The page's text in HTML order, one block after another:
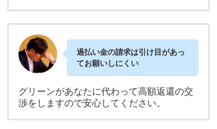
過払い金の請求は引け目があっ
てお願いしにくい
グリーンがあなたに代わって高額返還の交
渉をしますので安心してください。